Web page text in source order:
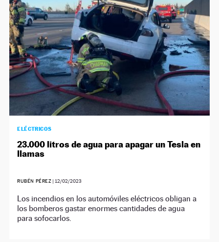
ELÉCTRICOS
23.000 litros de agua para apagar un Tesla en
llamas
RUBÉN PÉREZ |12/02/2023
Los incendios en los automóviles eléctricos obligan a
los bomberos gastar enormes cantidades de agua
para sofocarlos.